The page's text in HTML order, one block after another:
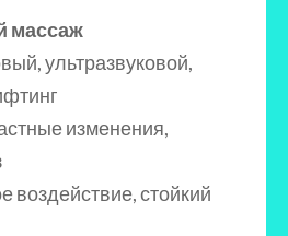
массаж
ультразвуковой,
изменения,
воздействие, стойкий